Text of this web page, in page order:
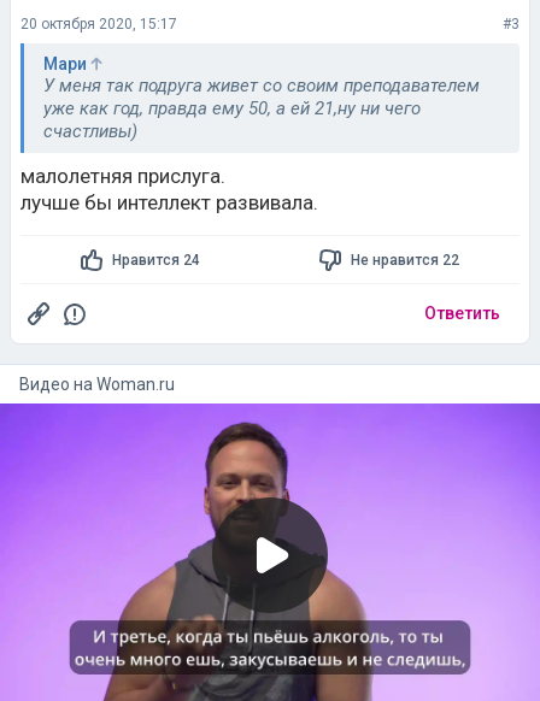
20 октября 2020, 15:17 #3
Мари
У меня так подруга живет со своим преподавателем
уже как год, правда ему 50, а ей 21,ну ни чего
счастливы)
малолетняя прислуга.
лучше бы интеллект развивала.
Нравится 24 Не нравится 22
Ответить
Видео на woman.ru